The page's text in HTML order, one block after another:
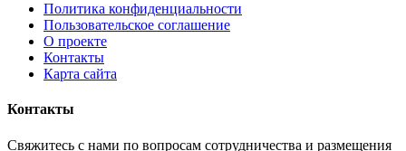
Политика конфиденциальности
Пользовательское соглашение
О проекте
Контакты
Карта сайта
Контакты
Свяжитесь с нами по вопросам сотрудничества и размещения